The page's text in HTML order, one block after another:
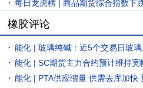
每日龙虎榜 | 商品期货综合指数下
橡胶评论
能化 | 玻璃纯碱：近5个交易日玻璃
能化 | SC期货主力合约预计维持宽
能化 | PTA供应缩量 供需去库加快